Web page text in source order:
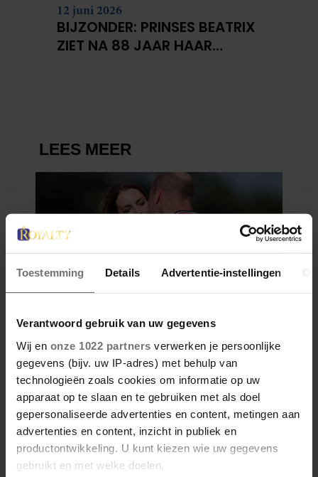
Toestemming Details Advertentie-instellingen
Verantwoord gebruik van uw gegevens
Wij en onze 1022 partners verwerken je persoonlijke
gegevens (bijv. uw IP-adres) met behulp van
technologieën zoals cookies om informatie op uw
apparaat op te slaan en te gebruiken met als doel
gepersonaliseerde advertenties en content, metingen aan
advertenties en content, inzicht in publiek en
productontwikkeling. U kunt kiezen wie uw gegevens
gebruikt en met welke doelen.
12 juni 2026
BIJZONDER: PRINSES BEATRIX
ZIET NA 88 JAAR HAAR